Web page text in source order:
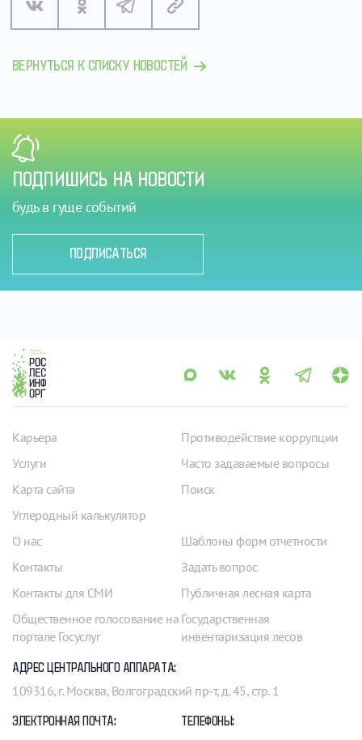
ВЕРНУТЬСЯ К СПИСКУ НОВОСТЕЙ
ПОДПИШИСЬ НА НОВОСТИ
будь в гуще событий
ПОДПИСАТЬСЯ
Карьера
Услуги
Карта сайта
Углеродный калькулятор
Противодействие коррупции
Часто задаваемые вопросы
Поиск
О нас
Контакты
Контакты для СМИ
Общественное голосование на
портале Госуслуг
Шаблоны форм отчетности
Задать вопрос
Публичная лесная карта
Государственная
инвентаризация лесов
АДРЕС ЦЕНТРАЛЬНОГО АППАРАТА:
109316, г. Москва, Волгоградский пр-т, д. 45, стр. 1
ЭЛЕКТРОННАЯ ПОЧТА: ТЕЛЕФОНЫ: